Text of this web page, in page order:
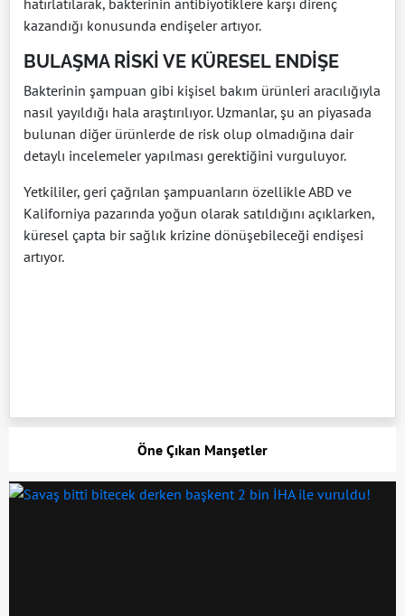
hatırlatılarak, bakterinin antibiyotiklere karşı direnç
kazandığı konusunda endişeler artıyor.
BULAŞMA RİSKİ VE KÜRESEL ENDİŞE
Bakterinin şampuan gibi kişisel bakım ürünleri aracılığıyla
nasıl yayıldığı hala araştırılıyor. Uzmanlar, şu an piyasada
bulunan diğer ürünlerde de risk olup olmadığına dair
detaylı incelemeler yapılması gerektiğini vurguluyor.
Yetkililer, geri çağrılan şampuanların özellikle ABD ve
Kaliforniya pazarında yoğun olarak satıldığını açıklarken,
küresel çapta bir sağlık krizine dönüşebileceği endişesi
artıyor.
Öne Çıkan Manşetler